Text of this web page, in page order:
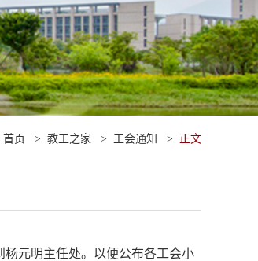
首页 > 教工之家 > 工会通知 > 正文
杨元明主任处。以便公布各工会小